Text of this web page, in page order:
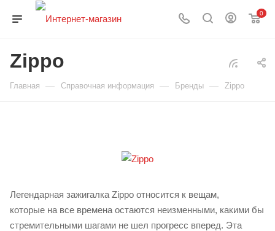
0
Zippo
Главная — Справочная информация — Бренды — Zippo
Легендарная зажигалка Zippo относится к вещам,
которые на все времена остаются неизменными, какими бы
стремительными шагами не шел прогресс вперед. Эта